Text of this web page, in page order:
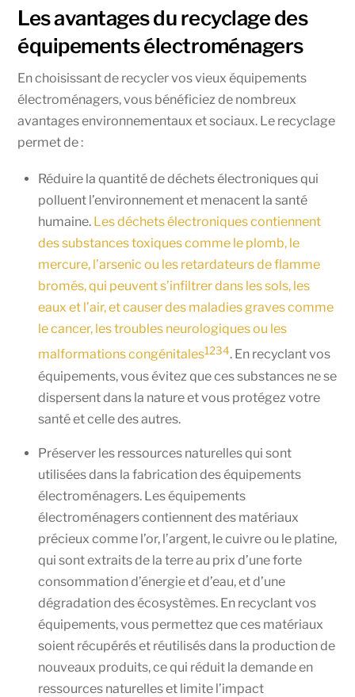
Les avantages du recyclage des
équipements électroménagers
En choisissant de recycler vos vieux équipements
électroménagers, vous bénéficiez de nombreux
avantages environnementaux et sociaux. Le recyclage
permet de :
Réduire la quantité de déchets électroniques qui
polluent l’environnement et menacent la santé
humaine. Les déchets électroniques contiennent
des substances toxiques comme le plomb, le
mercure, l’arsenic ou les retardateurs de flamme
bromés, qui peuvent s’infiltrer dans les sols, les
eaux et l’air, et causer des maladies graves comme
le cancer, les troubles neurologiques ou les
malformations congénitales1234. En recyclant vos
équipements, vous évitez que ces substances ne se
dispersent dans la nature et vous protégez votre
santé et celle des autres.
Préserver les ressources naturelles qui sont
utilisées dans la fabrication des équipements
électroménagers. Les équipements
électroménagers contiennent des matériaux
précieux comme l’or, l’argent, le cuivre ou le platine,
qui sont extraits de la terre au prix d’une forte
consommation d’énergie et d’eau, et d’une
dégradation des écosystèmes. En recyclant vos
équipements, vous permettez que ces matériaux
soient récupérés et réutilisés dans la production de
nouveaux produits, ce qui réduit la demande en
ressources naturelles et limite l’impact